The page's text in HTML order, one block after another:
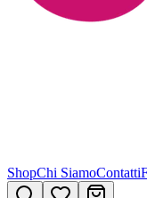
ShopChi SiamoContatti